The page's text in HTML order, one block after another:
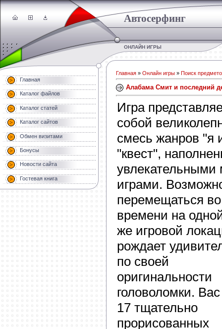
Автосерфинг
ОНЛАЙН ИГРЫ
Главная
Каталог файлов
Каталог статей
Каталог сайтов
Обмен визитами
Бонусы
Новости сайта
Гостевая книга
Главная » Онлайн игры » Поиск
Алабама Смит и последний
Игра
собой
смесь жанров "я
"квест",
увлекательными
играми.
перемещаться во
времени на
же игровой
рождает
по своей
оригинальности
головоломки.
17 тщательно
прорисованных